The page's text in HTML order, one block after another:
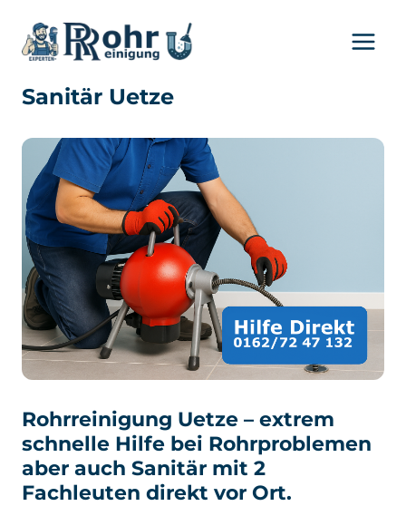
Inhalt
springen
Sanitär Uetze
Rohrreinigung Uetze – extrem
schnelle Hilfe bei Rohrproblemen
aber auch Sanitär mit 2
Fachleuten direkt vor Ort.